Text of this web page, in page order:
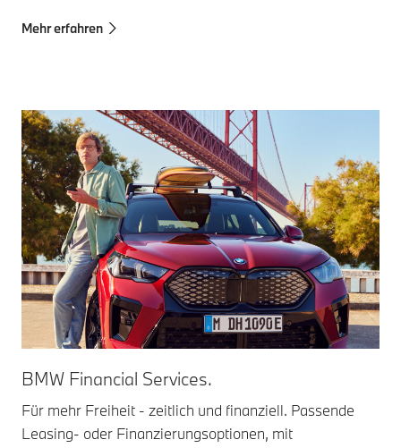
Mehr erfahren
BMW Financial Services.
Für mehr Freiheit - zeitlich und finanziell. Passende
Leasing- oder Finanzierungsoptionen, mit